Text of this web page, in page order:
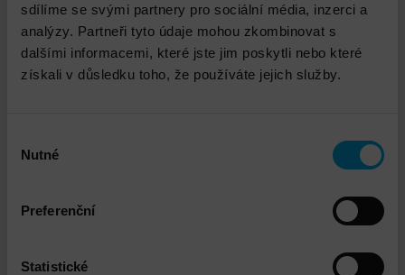
sdílíme se svými partnery pro sociální média, inzerci a
analýzy. Partneři tyto údaje mohou zkombinovat s
dalšími informacemi, které jste jim poskytli nebo které
získali v důsledku toho, že používáte jejich služby.
souhlasu
Nutné
Preferenční
Statistické